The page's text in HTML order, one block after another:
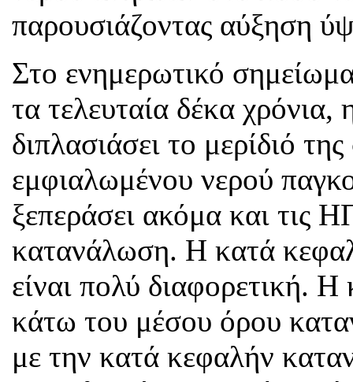
παρουσιάζοντας αύξηση
Στο ενημερωτικό
τα τελευταία δέκα χρόνια,
διπλασιάσει το μερίδιό
εμφιαλωμένου νερού
ξεπεράσει ακόμα και τις
κατανάλωση. Η κατά
είναι πολύ διαφορετική. Η
κάτω του μέσου όρου
με την κατά κεφαλήν